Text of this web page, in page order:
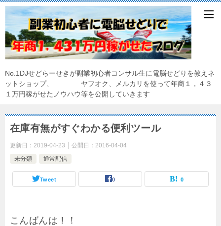
No.1DJせどらーせきが副業初心者コンサル生に電脳せどりを教えネ
ットショップ、 ヤフオク、メルカリを使って年商１，４３
１万円稼がせたノウハウ等を公開していきます
在庫有無がすぐわかる便利ツール
更新日： 2019-04-23 公開日： 2016-04-04
未分類
通常配信
Tweet 0 0
こんばんは！！